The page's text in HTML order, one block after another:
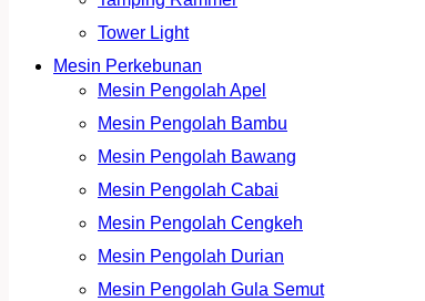
Tower Light
Mesin Perkebunan
Mesin Pengolah Apel
Mesin Pengolah Bambu
Mesin Pengolah Bawang
Mesin Pengolah Cabai
Mesin Pengolah Cengkeh
Mesin Pengolah Durian
Mesin Pengolah Gula Semut